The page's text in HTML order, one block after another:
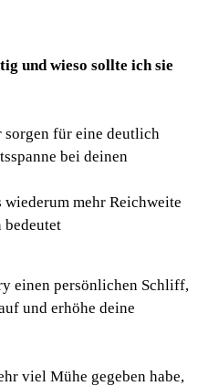
und wieso sollte ich sie
sorgen für eine deutlich
bei deinen
wiederum mehr Reichweite
bedeutet
einen persönlichen Schliff,
und erhöhe deine
viel Mühe gegeben habe,